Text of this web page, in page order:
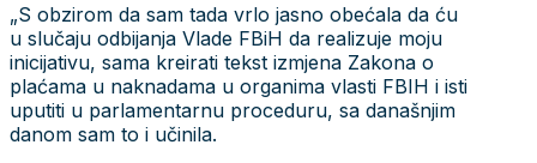
„S obzirom da sam tada vrlo jasno obećala da ću
u slučaju odbijanja Vlade FBiH da realizuje moju
inicijativu, sama kreirati tekst izmjena Zakona o
plaćama u naknadama u organima vlasti FBIH i isti
uputiti u parlamentarnu proceduru, sa današnjim
danom sam to i učinila.